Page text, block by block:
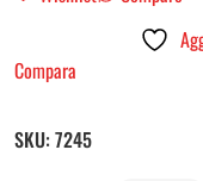
Compara
SKU: 7245